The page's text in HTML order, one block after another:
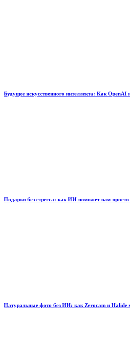
Будущее искусственного интеллекта: Как
Подарки без стресса: как ИИ поможет вам
Натуральные фото без ИИ: как Zerocam и